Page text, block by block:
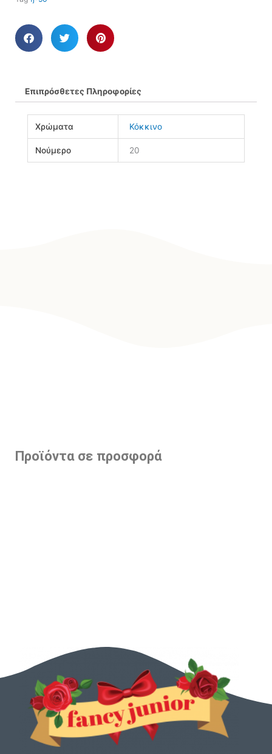
Επιπρόσθετες Πληροφορίες
Χρώματα Κόκκινο
Νούμερο 20
Προϊόντα σε προσφορά